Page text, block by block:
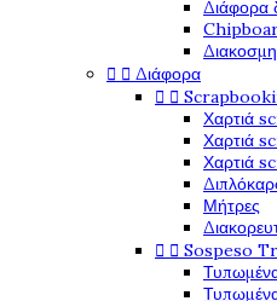
Διάφορα
  Διάφορα
 
Χαρτιά
Χαρτιά
Χαρτιά
Μήτρες
  Sospeso